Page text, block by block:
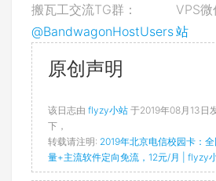
搬瓦工交流TG群：
@BandwagonHostUsers
VPS微
站
原创声明
该日志由 flyzy小站 于2019年08月13日
下，
转载请注明: 2019年北京电信校园卡：
量+主流软件定向免流，12元/月 | flyzy